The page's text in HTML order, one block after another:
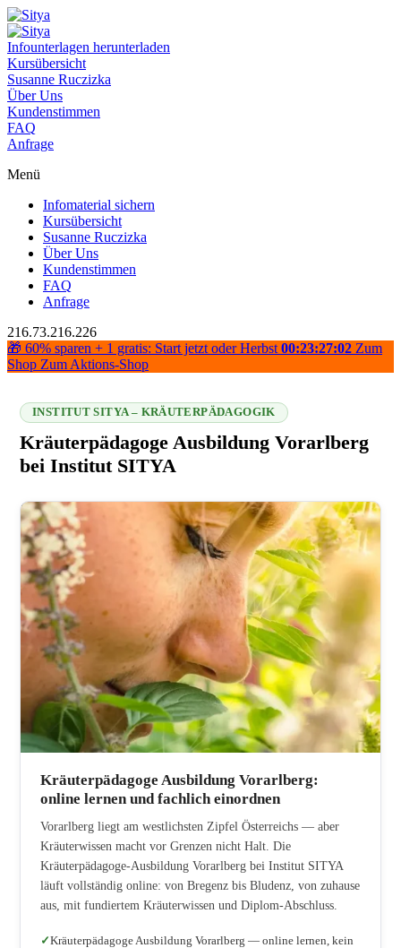
Infounterlagen herunterladen
Kursübersicht
Susanne Ruczizka
Über Uns
Kundenstimmen
FAQ
Anfrage
Menü
Infomaterial sichern
Kursübersicht
Susanne Ruczizka
Über Uns
Kundenstimmen
FAQ
Anfrage
216.73.216.226
🎁 60% sparen + 1 gratis: Start jetzt oder Herbst 00:23:27:02 Zum
Shop Zum Aktions-Shop
INSTITUT SITYA – KRÄUTERPÄDAGOGIK
Kräuterpädagoge Ausbildung Vorarlberg
bei Institut SITYA
216.73.216.226 2026-08-07 00:31:50
Kräuterpädagoge Ausbildung Vorarlberg:
online lernen und fachlich einordnen
Vorarlberg liegt am westlichsten Zipfel Österreichs — aber
Kräuterwissen macht vor Grenzen nicht Halt. Die
Kräuterpädagoge-Ausbildung Vorarlberg bei Institut SITYA
läuft vollständig online: von Bregenz bis Bludenz, von zuhause
aus, mit fundiertem Kräuterwissen und Diplom-Abschluss.
Kräuterpädagoge Ausbildung Vorarlberg — online lernen, kein